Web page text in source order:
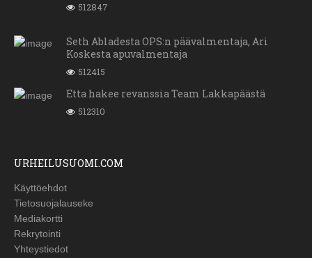
512847
Seth Abladesta OPS:n päävalmentaja, Ari
Koskesta apuvalmentaja
512415
Etta hakee revanssia Team Lakkapäästä
512310
URHEILUSUOMI.COM
Käyttöehdot
Tietosuojalauseke
Mediakortti
Rekrytointi
Yhteystiedot